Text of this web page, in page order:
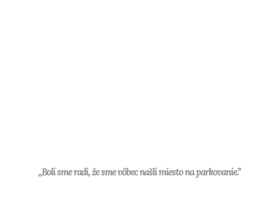
,,Boli sme radi, že sme vôbec našli miesto na parkovanie.”